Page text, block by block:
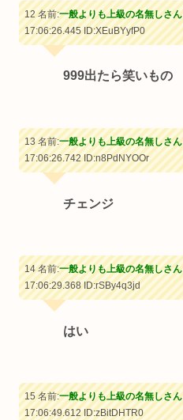
12 名前:一般よりも上級の名無しさん
17:06:26.445ID:XEuBYyfP0
999出たら笑いもの
13 名前:一般よりも上級の名無しさん
17:06:26.742ID:n8PdNYOOr
チェンジ
14 名前:一般よりも上級の名無しさん
17:06:29.368ID:rSBy4q3jd
はい
15 名前:一般よりも上級の名無しさん
17:06:49.612ID:zBitDHTR0